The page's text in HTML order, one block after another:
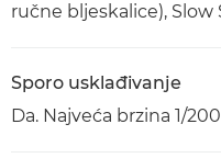
ručne bljeskalice),
Sporo usklađivanje
Da. Najveća brzina 1/